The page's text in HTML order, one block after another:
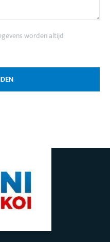
worden altijd